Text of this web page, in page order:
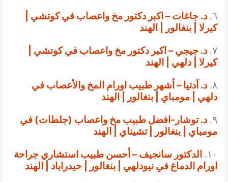
٦. د. جاغات – اكبر دكتور مخ واعصاب في كوتشي |
كيرلا | بنغالور | الهند
٧. د. جيجي – اكبر دكتور مخ واعصاب في كوتشي |
كيرلا | دلهي | الهند
٨. د. آدتيا – أشهر طبيب اورام المخ والأعصاب في
دلهي | مومباي | بنغالور | الهند
٩. د. توشار-افضل طبيب مخ واعصاب (جلطات) في
مومباي | بنغالور | تشيناي | الهند
١٠.
الدكتور سانجيف – أحسن طبيب استشاري جراحة
اورام الدماغ في نيودلهي | بنغالور | حيدراباد | الهند